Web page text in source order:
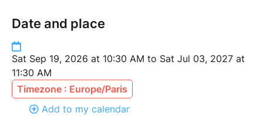
Date and place
Sat Sep 19, 2026 at 10:30 AM to Sat Jul 03, 2027 at
11:30 AM
Timezone : Europe/Paris
Add to my calendar